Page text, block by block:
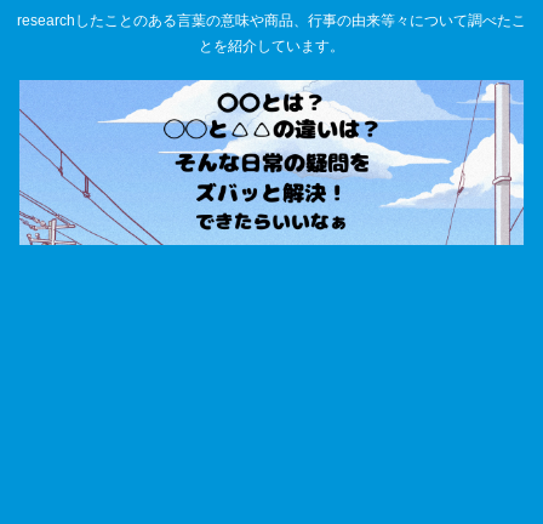
researchしたことのある言葉の意味や商品、行事の由来等々について調べたこ
とを紹介しています。